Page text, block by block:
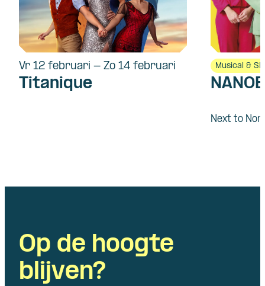
Vr 12 februari - Zo 14 februari
Titanique
Musical &
Next to
Op de hoogte
blijven?